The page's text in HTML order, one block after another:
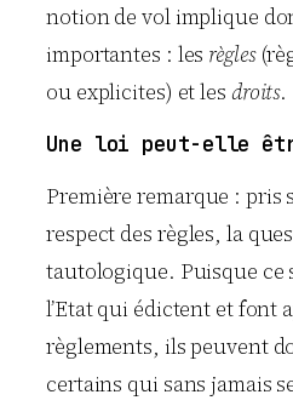
notion de vol implique
importantes : les règles
ou explicites) et les droits.
Une loi peut-elle
Première remarque : pris
respect des règles, la
tautologique. Puisque ce
l’Etat qui édictent et font
règlements, ils peuvent
certains qui sans jamais